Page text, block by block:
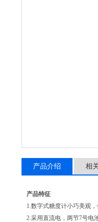
产品介绍 相
产品特征
1.数字式糖度计小巧美观
2.采用直流电，两节7号电